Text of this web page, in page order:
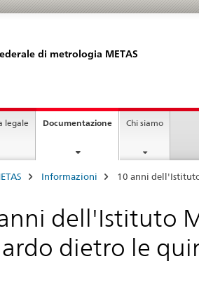
di metrologia METAS
legale DocumentazionecurrentChi siamo
Informazioni 10 anni
dell'Istituto
dietro le